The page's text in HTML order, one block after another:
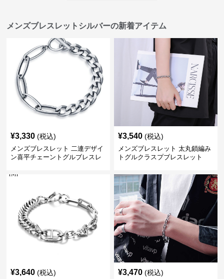
メンズブレスレットシルバーの新着アイテム
¥3,330 (税込)
メンズブレスレット 二連デザイ
ン喜平チェーントグルブレスレ
¥3,540 (税込)
メンズブレスレット 太丸鎖編み
トグルクラスプブレスレット
¥3,640 (税込) ¥3,470 (税込)